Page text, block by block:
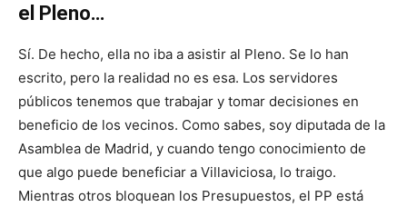
el Pleno…
Sí. De hecho, ella no iba a asistir al Pleno. Se lo han
escrito, pero la realidad no es esa. Los servidores
públicos tenemos que trabajar y tomar decisiones en
beneficio de los vecinos. Como sabes, soy diputada de la
Asamblea de Madrid, y cuando tengo conocimiento de
que algo puede beneficiar a Villaviciosa, lo traigo.
Mientras otros bloquean los Presupuestos, el PP está